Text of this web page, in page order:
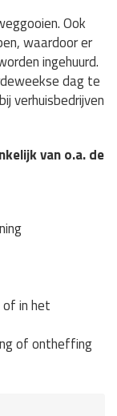
Ook
waardoor er
ingehuurd.
dag te
verhuisbedrijven
van o.a. de
of in het
of ontheffing